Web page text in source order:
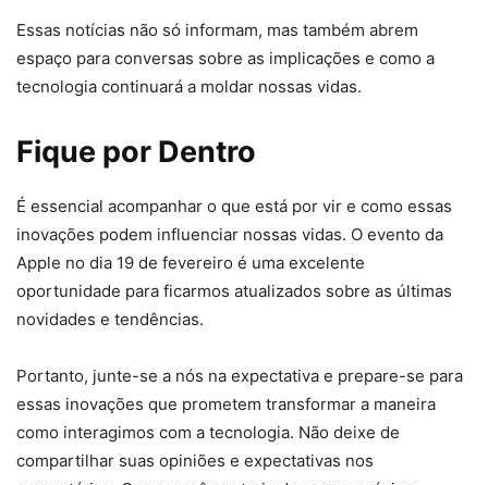
Essas notícias não só informam, mas também abrem
espaço para conversas sobre as implicações e como a
tecnologia continuará a moldar nossas vidas.
Fique por Dentro
É essencial acompanhar o que está por vir e como essas
inovações podem influenciar nossas vidas. O evento da
Apple no dia 19 de fevereiro é uma excelente
oportunidade para ficarmos atualizados sobre as últimas
novidades e tendências.
Portanto, junte-se a nós na expectativa e prepare-se para
essas inovações que prometem transformar a maneira
como interagimos com a tecnologia. Não deixe de
compartilhar suas opiniões e expectativas nos